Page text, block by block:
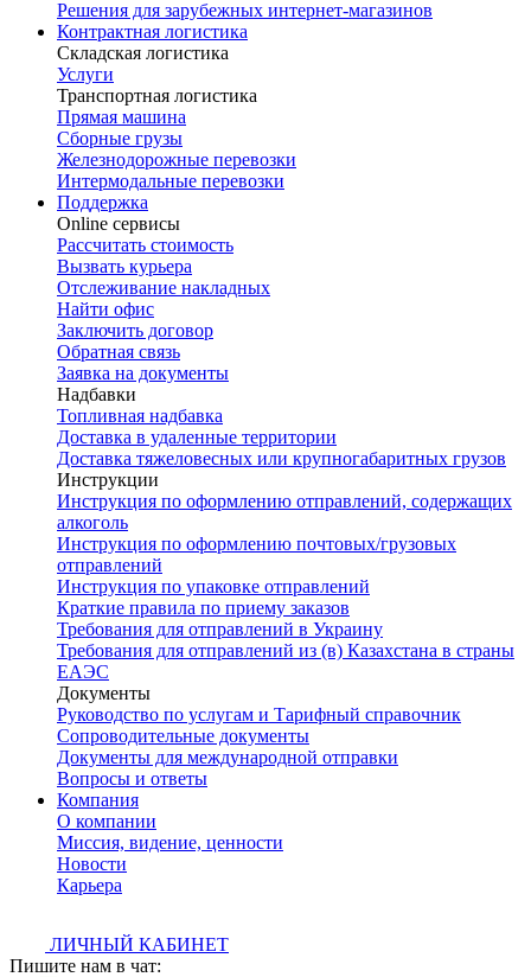
Решения для зарубежных интернет-магазинов
Контрактная логистика
Складская логистика
Услуги
Транспортная логистика
Прямая машина
Сборные грузы
Железнодорожные перевозки
Интермодальные перевозки
Поддержка
Online сервисы
Рассчитать стоимость
Вызвать курьера
Отслеживание накладных
Найти офис
Заключить договор
Обратная связь
Заявка на документы
Надбавки
Топливная надбавка
Доставка в удаленные территории
Доставка тяжеловесных или крупногабаритных грузов
Инструкции
Инструкция по оформлению отправлений, содержащих
алкоголь
Инструкция по оформлению почтовых/грузовых
отправлений
Инструкция по упаковке отправлений
Краткие правила по приему заказов
Требования для отправлений в Украину
Требования для отправлений из (в) Казахстана в страны
ЕАЭС
Документы
Руководство по услугам и Тарифный справочник
Сопроводительные документы
Документы для международной отправки
Вопросы и ответы
Компания
О компании
Миссия, видение, ценности
Новости
Карьера
ЛИЧНЫЙ КАБИНЕТ
Пишите нам в чат: